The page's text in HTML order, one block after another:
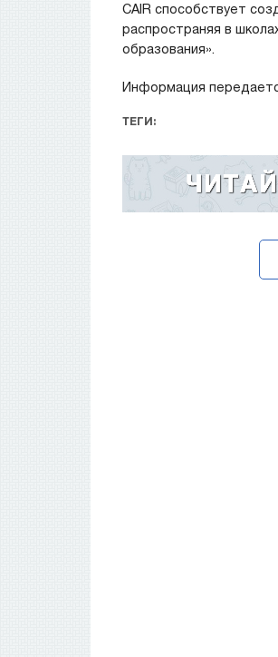
CAIR способствует
распространяя в
образования».
Информация
ТЕГИ: